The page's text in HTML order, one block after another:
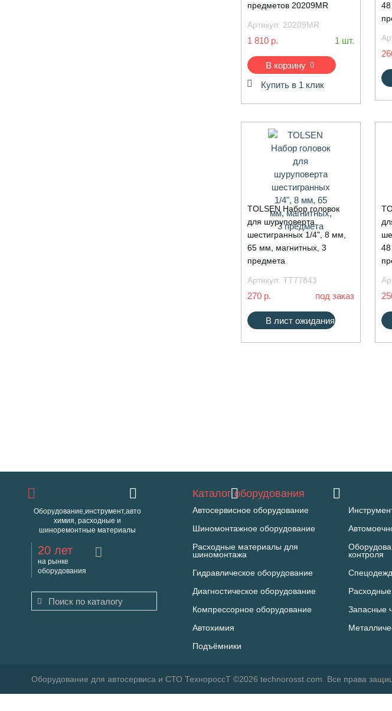
предметов 20209MR
Артикул: 20209MR
1 810 р. 1 шт.
В корзину
Купить в 1 клик
TOLSEN Набор головок
для шуруповерта
шестигранных 1/4", 8 мм,
65 мм, магнитных, 3
предмета
Артикул: TT77843
270 р. под заказ
В лист ожидания
Оборудование,инструмент,авто
химия, расходные и
шиноремонтные материалы
20 лет
на рынке
оборудования
Каталог оборудования
Автосервисное оборудование
Шиномонтажное оборудование
Расходные материалы для
шиномонтажа
Гидравлическое оборудование
Диагностическое оборудование
Компрессорное оборудование
Автохимия
Подъёмники
контроля
Запасные
Оборудование для автосервиса и СТО ТехнороссТ ©2026 technorosst.com. Все права